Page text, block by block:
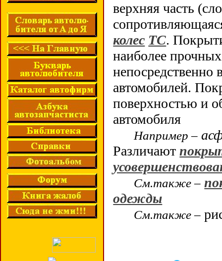
верхняя часть
колес ТС.
наиболее
непосредственно
автомобилей.
поверхностью и
автомобиля
Например –
Различают
См.также –
одежды
См.также –